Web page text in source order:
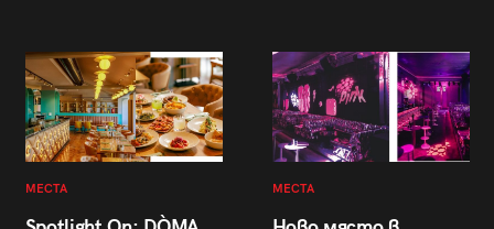
МЕСТА МЕСТА